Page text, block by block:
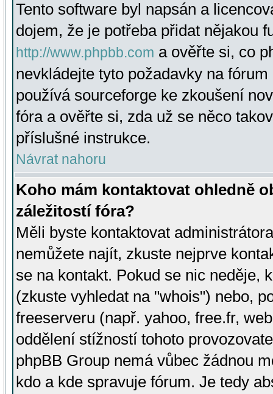
Tento software byl napsán a
dojem, že je potřeba přidat nějakou
http://www.phpbb.com a ověřte si, co
nevkládejte tyto požadavky na
používá sourceforge ke zkoušení
fóra a ověřte si, zda už se něco
příslušné instrukce.
Návrat nahoru
Koho mám kontaktovat ohledně
záležitostí fóra?
Měli byste kontaktovat
nemůžete najít, zkuste nejprve
se na kontakt. Pokud se nic neděje,
(zkuste vyhledat na "whois") nebo,
freeserveru (např. yahoo, free.fr,
oddělení stížností tohoto
phpBB Group nemá vůbec žádnou
kdo a kde spravuje fórum. Je tedy